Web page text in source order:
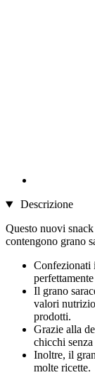
Descrizione
Questo nuovi
contengono grano
Confezionati
Il grano
valori
prodotti.
Grazie alla
chicchi
Inoltre, il
molte ricette.